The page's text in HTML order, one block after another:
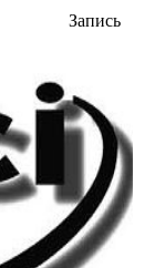
Запись